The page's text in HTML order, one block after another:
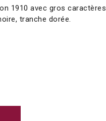
1910 avec gros caractères
tranche dorée.